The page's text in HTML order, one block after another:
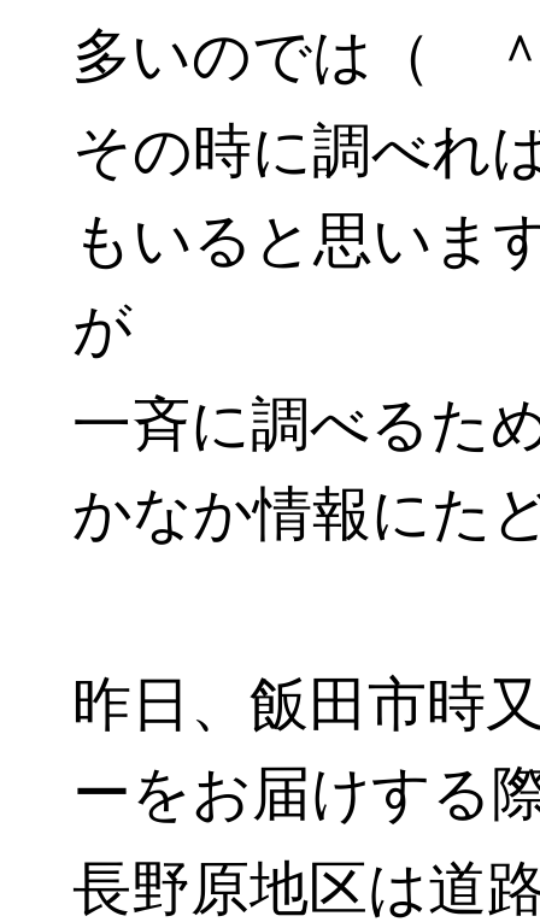
多いのでは（
その時に調べれ
もいると思いま
が
一斉に調べるた
かなか情報にた
昨日、飯田市時
ーをお届けする
長野原地区は道